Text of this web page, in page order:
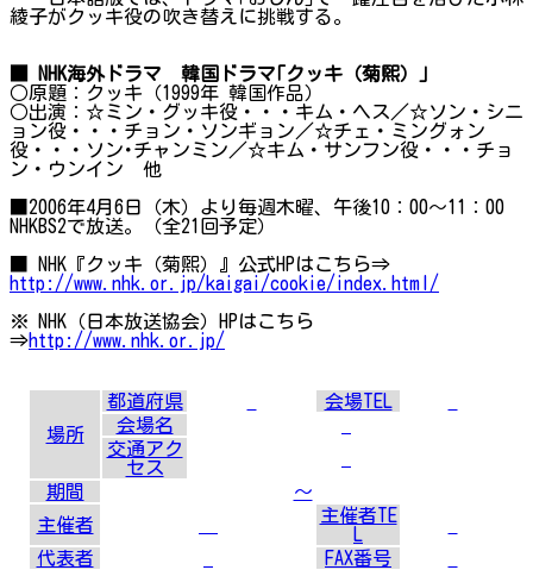
綾子がクッキ役の吹き替えに挑戦する。
■ NHK海外ドラマ 韓国ドラマ｢クッキ（菊煕）｣
○原題：クッキ（1999年 韓国作品）
○出演：☆ミン・グッキ役・・・キム・ヘス／☆ソン・シニ
ョン役・・・チョン・ソンギョン／☆チェ・ミングォン
役・・・ソン･チャンミン／☆キム・サンフン役・・・チョ
ン・ウンイン 他
■2006年4月6日（木）より毎週木曜、午後10：00～11：00
NHKBS2で放送。（全21回予定）
■ NHK『クッキ（菊煕）』公式HPはこちら⇒
http://www.nhk.or.jp/kaigai/cookie/index.html/
※ NHK（日本放送協会）HPはこちら
⇒http://www.nhk.or.jp/
場所
都道府県
会場TEL
会場名
交通アク
セス
期間
～
主催者
主催者TE
代表者
FAX番号